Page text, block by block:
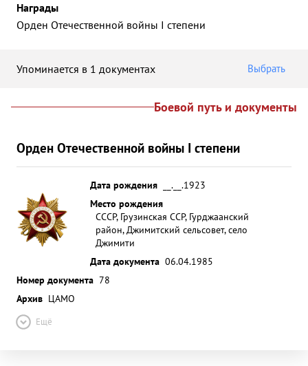
Награды
Орден Отечественной войны I степени
Упоминается в 1 документах Выбрать
Боевой путь и документы
Орден Отечественной войны I степени
Дата рождения
__.__.1923
Место рождения
СССР, Грузинская ССР, Гурджаанский
район, Джимитский сельсовет, село
Джимити
Дата документа 06.04.1985
Номер документа 78
Архив ЦАМО
Ещё